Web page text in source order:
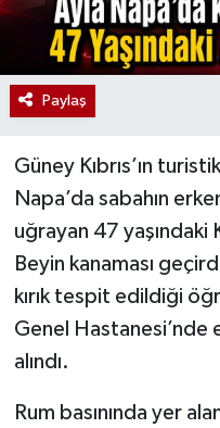
Paylaş
Güney Kıbrıs’ın
Napa’da sabahın
uğrayan 47 yaşındaki
Beyin kanaması
kırık tespit edildiği
Genel Hastanesi’nde
alındı.
Rum basınında yer